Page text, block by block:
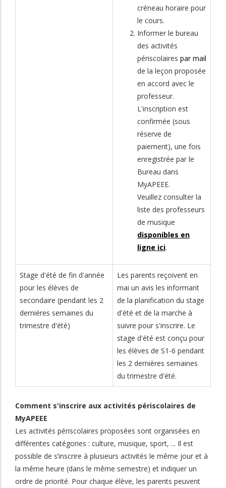
créneau horaire pour
le cours.
Informer le bureau
des activités
périscolaires par mail
de la leçon proposée
en accord avec le
professeur.
L'inscription est
confirmée (sous
réserve de
paiement), une fois
enregistrée par le
Bureau dans
MyAPEEE.
Veuillez consulter la
liste des professeurs
de musique
disponibles en
ligne ici.
Stage d'été de fin d'année
pour les élèves de
secondaire (pendant les 2
dernières semaines du
trimestre d'été)
Les parents reçoivent en
mai un avis les informant
de la planification du stage
d'été et de la marche à
suivre pour s'inscrire. Le
stage d'été est conçu pour
les élèves de S1-6 pendant
les 2 dernières semaines
du trimestre d'été.
Comment s'inscrire aux activités périscolaires de
MyAPEEE
Les activités périscolaires proposées sont organisées en
différentes catégories : culture, musique, sport, ... Il est
possible de s’inscrire à plusieurs activités le même jour et à
la même heure (dans le même semestre) et indiquer un
ordre de priorité. Pour chaque élève, les parents peuvent